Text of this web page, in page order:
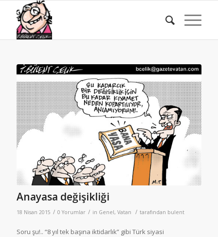
Anayasa değişikliği
18 Nisan 2015 / 0 Yorumlar / in Genel, Vatan / tarafından bulent
Soru şu!.. “8 yıl tek başına iktidarlık” gibi Türk siyasi